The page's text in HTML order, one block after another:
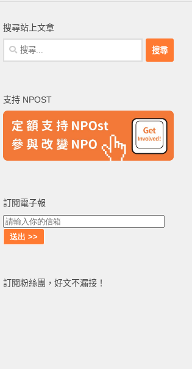
搜尋站上文章
搜
尋
字:
支持 NPOST
訂閱電子報
訂閱粉絲團，好文不漏接！